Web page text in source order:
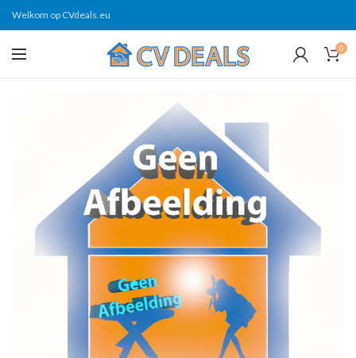
Welkom op CVdeals.eu
0